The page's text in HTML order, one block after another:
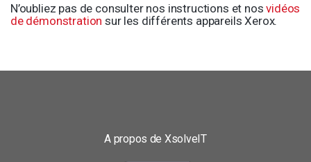
N’oubliez pas de consulter nos instructions et nosvidéos
de démonstration sur les différents appareils Xerox.
A propos de XsolveIT